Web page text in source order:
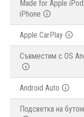
Made for Apple
iPhone
Apple CarPlay
Съвместим с OS
Android Auto
Подсветка на